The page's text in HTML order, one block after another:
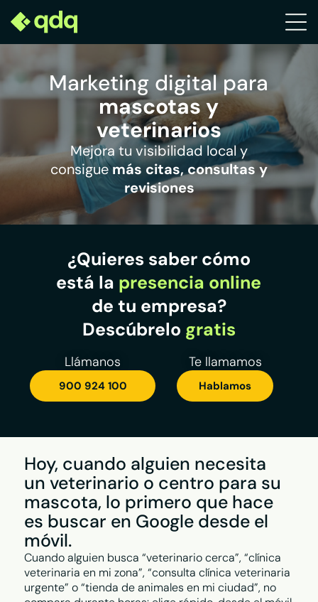
Marketing digital para
mascotas y
veterinarios
Mejora tu visibilidad local y
consiguemás citas, consultas y
revisiones
¿Quieres saber cómo
está la presencia online
de tu empresa?
Descúbrelo gratis
Llámanos
900 924 100
Te llamamos
Hablamos
Hoy, cuando alguien necesita
un veterinario o centro para su
mascota, lo primero que hace
es buscar en Google desde el
móvil.
Cuando alguien busca “veterinario cerca”, “clínica
veterinaria en mi zona”, “consulta clínica veterinaria
urgente” o “tienda de animales en mi ciudad”, no
Plan Impulsa >
Tu negocio visible cuando lo
Posiciona tu negocio para
que destaque en tu zona
Plan Integral >
Fideliza y atrae nuevos clientes
con tu estrategia digital
Plan Contacto Activo >
Convierte oportunidades y
haz crecer tu negocio
Plan Construye
Redes Sociales >
Comparador de planes >
Elige el mejor plan para tu empresa
Te puede interesar
Plan Desarrollo >